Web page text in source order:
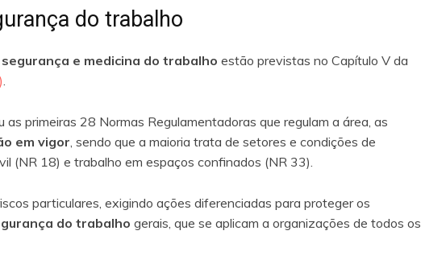
do trabalho
segurança e medicina do trabalho estão previstas no Capítulo V da
primeiras 28 Normas Regulamentadoras que regulam a área, as
em vigor , sendo que a maioria trata de setores e condições de
(NR 18) e trabalho em espaços confinados (NR 33).
particulares, exigindo ações diferenciadas para proteger os
do trabalho gerais, que se aplicam a organizações de todos os